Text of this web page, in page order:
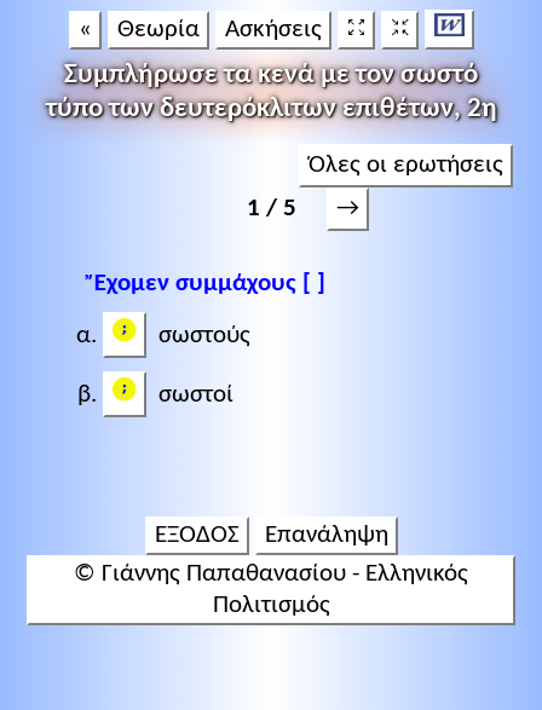
« Θεωρία Ασκήσεις
Συμπλήρωσε τα κενά με τον σωστό
τύπο των δευτερόκλιτων επιθέτων, 2η
Όλες οι ερωτήσεις
1 / 5
→
Ἔχομεν συμμάχους [ ]
σωστούς
σωστοί
ΕΞΟΔΟΣ
Επανάληψη
© Γιάννης Παπαθανασίου - Ελληνικός
Πολιτισμός